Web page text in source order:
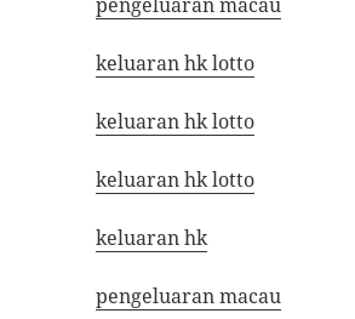
keluaran hk lotto
keluaran hk lotto
keluaran hk lotto
keluaran hk
pengeluaran macau